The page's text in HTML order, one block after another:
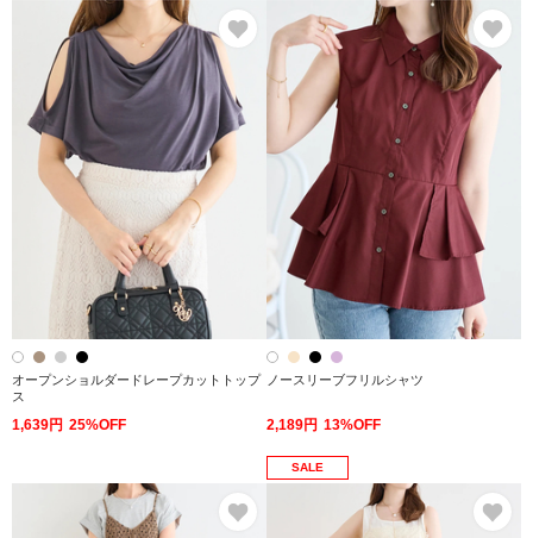
お気に入り
オープンショルダードレープカットトップ
ス
1,639円 25%OFF
ノースリーブフリルシャツ
2,189円 13%OFF
SALE